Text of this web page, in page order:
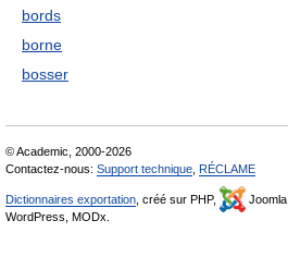
bords
borne
bosser
© Academic, 2000-2026
Contactez-nous: Support technique RÉCLAME
Dictionnaires exportation , créé sur PHP, Joomla,
WordPress, MODx.